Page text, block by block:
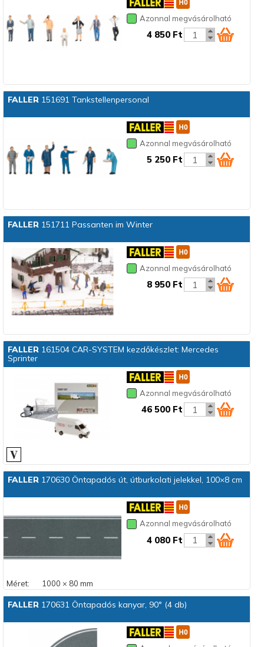
Azonnal megvásárolható
4 850 Ft
FALLER151691 Tankstellenpersonal
Azonnal megvásárolható
5 250 Ft
FALLER151711 Passanten im Winter
Azonnal megvásárolható
8 950 Ft
FALLER161504 CAR-SYSTEM kezdőkészlet: Mercedes
Sprinter
Azonnal megvásárolható
46 500 Ft
FALLER170630 Öntapadós út, útburkolati jelekkel, 100×8 cm
Azonnal megvásárolható
4 080 Ft
Méret: 1000 × 80 mm
FALLER170631 Öntapadós kanyar, 90° (4 db)